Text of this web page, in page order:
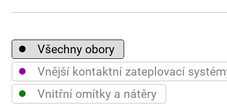
● Všechny obory
● Vnější kontaktní zateplovací
● Vnitřní omítky a nátěry